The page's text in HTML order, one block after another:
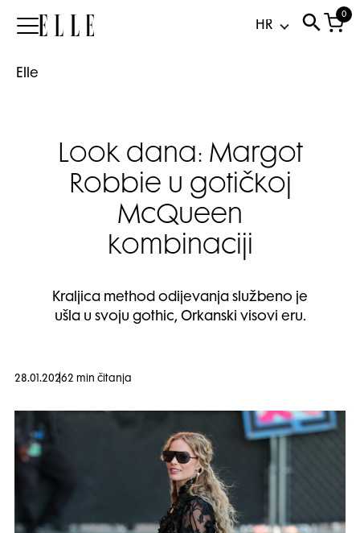
Elle
0
Elle
Look dana: Margot
Robbie u gotičkoj
McQueen
kombinaciji
Kraljica method odijevanja službeno je
ušla u svoju gothic, Orkanski visovi eru.
28.01.20262 min čitanja